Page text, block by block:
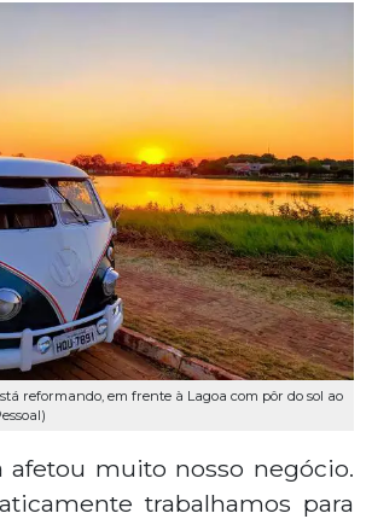
reformando, em frente à Lagoa com pôr do sol ao
afetou muito nosso negócio.
trabalhamos para